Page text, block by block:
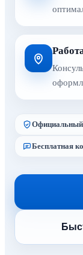
Официальный
Бесплатная